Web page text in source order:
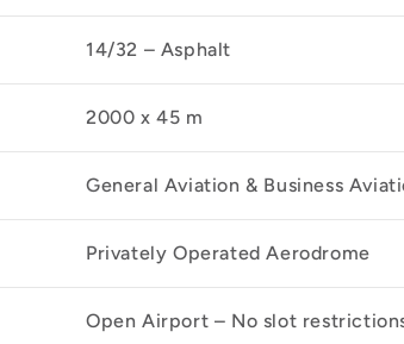
14/32 – Asphalt
2000 x 45 m
General Aviation & Business
Privately Operated Aerodrome
Open Airport – No slot